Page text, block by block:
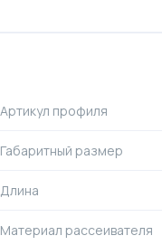
Артикул профиля
Габаритный размер
Длина
Материал рассеивателя